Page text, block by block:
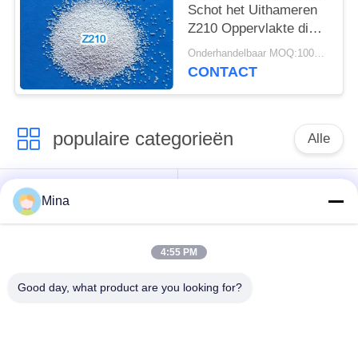
Schot het Uithameren
Z210 Oppervlakte die
Behandeling voor de
Bladen van de
Onderhandelbaar MOQ:100KGS
CONTACT
populaire categorieën Alle
Het ceramische Parel
Vernietigen
zirconiumdioxyde
Mina
4:55 PM
Good day, what product are you looking for?